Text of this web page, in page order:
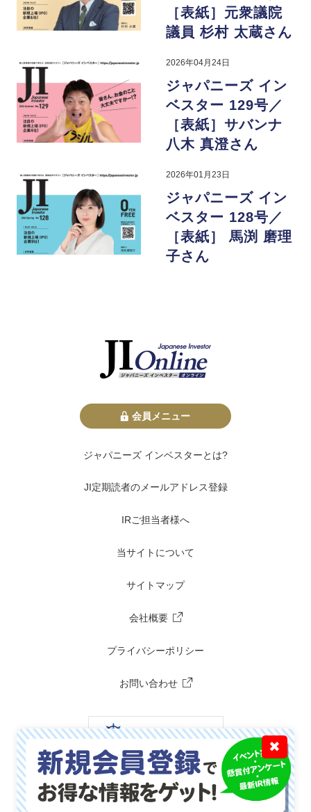
［表紙］元衆議院
議員 杉村 太蔵さん
2026年04月24日
ジャパニーズ イン
ベスター 129号／
［表紙］サバンナ
八木 真澄さん
2026年01月23日
ジャパニーズ イン
ベスター 128号／
［表紙］ 馬渕 磨理
子さん
会員メニュー
ジャパニーズ インベスターとは?
JI定期読者のメールアドレス登録
IRご担当者様へ
当サイトについて
サイトマップ
会社概要
プライバシーポリシー
お問い合わせ
✖